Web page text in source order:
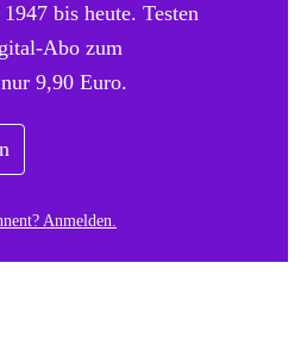
bis heute. Testen
Abo zum
9,90 Euro.
Anmelden.